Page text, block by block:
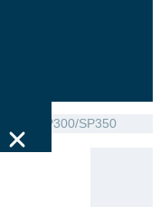
DP300/SP350